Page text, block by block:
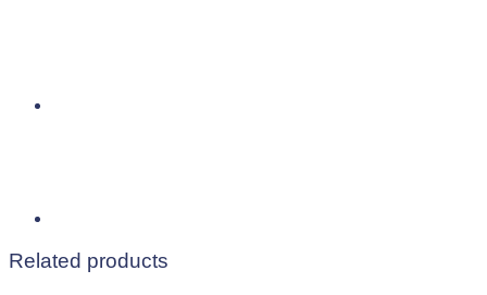
Related products